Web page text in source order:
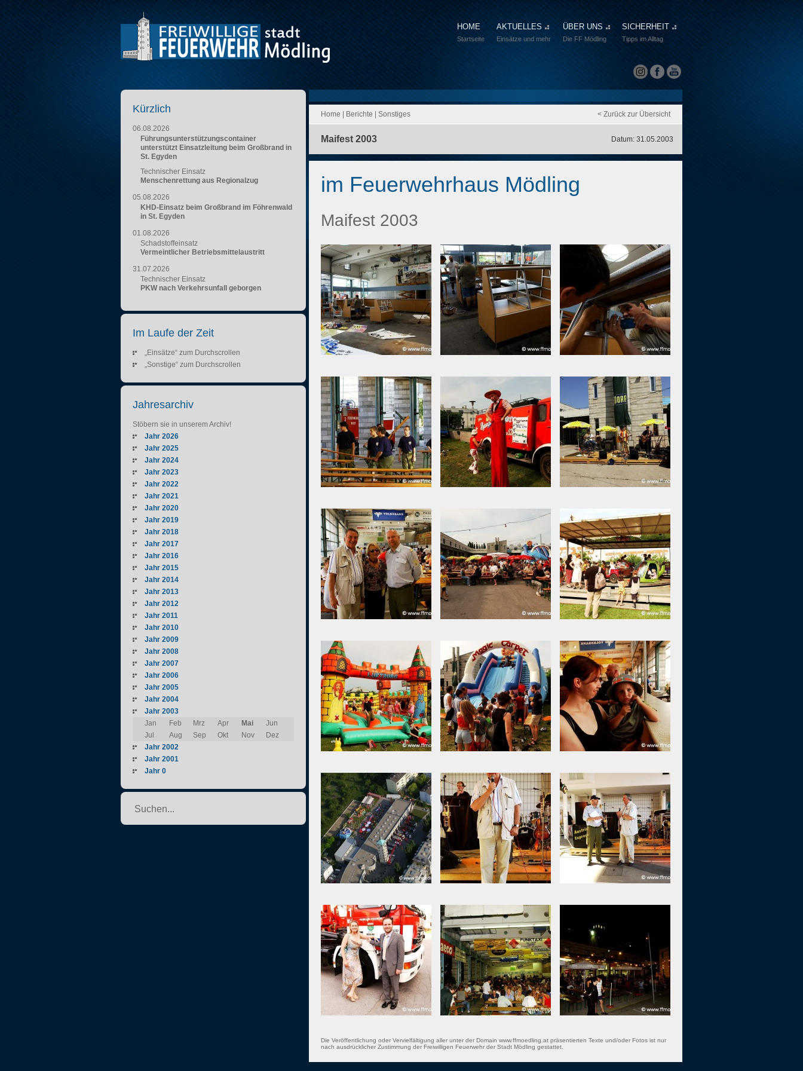
HOME
Startseite
AKTUELLES
Einsätze und mehr
ÜBER UNS
Die FF Mödling
SICHERHEIT
Tipps im Alltag
Home Berichte Sonstiges < Zurück zur Übersicht
Maifest 2003 Datum: 31.05.2003
im Feuerwehrhaus Mödling
Maifest 2003
Die Veröffentlichung oder Vervielfältigung aller unter der Domain www.ffmoedling.at präsentierten Texte und/oder Fotos ist nur
nach ausdrücklicher Zustimmung der Freiwilligen Feuerwehr der Stadt Mödling gestattet.
Kürzlich
06.08.2026
Führungsunterstützungscontainer
unterstützt Einsatzleitung beim Großbrand in
St. Egyden
Technischer Einsatz
Menschenrettung aus Regionalzug
05.08.2026
KHD-Einsatz beim Großbrand im Föhrenwald
in St. Egyden
01.08.2026
Schadstoffeinsatz
Vermeintlicher Betriebsmittelaustritt
31.07.2026
Technischer Einsatz
PKW nach Verkehrsunfall geborgen
Im Laufe der Zeit
„Einsätze“ zum Durchscrollen
„Sonstige“ zum Durchscrollen
Jahresarchiv
Stöbern sie in unserem Archiv!
Jahr 2026
Jahr 2025
Jahr 2024
Jahr 2023
Jahr 2022
Jahr 2021
Jahr 2020
Jahr 2019
Jahr 2018
Jahr 2017
Jahr 2016
Jahr 2015
Jahr 2014
Jahr 2013
Jahr 2012
Jahr 2011
Jahr 2010
Jahr 2009
Jahr 2008
Jahr 2007
Jahr 2006
Jahr 2005
Jahr 2004
Jahr 2003
Jan
Feb Mrz Apr Mai
Jun
Jul
Aug Sep Okt Nov
Dez
Jahr 2002
Jahr 2001
Jahr 0